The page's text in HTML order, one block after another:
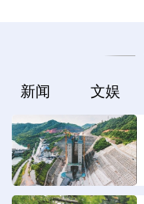
新闻 文娱